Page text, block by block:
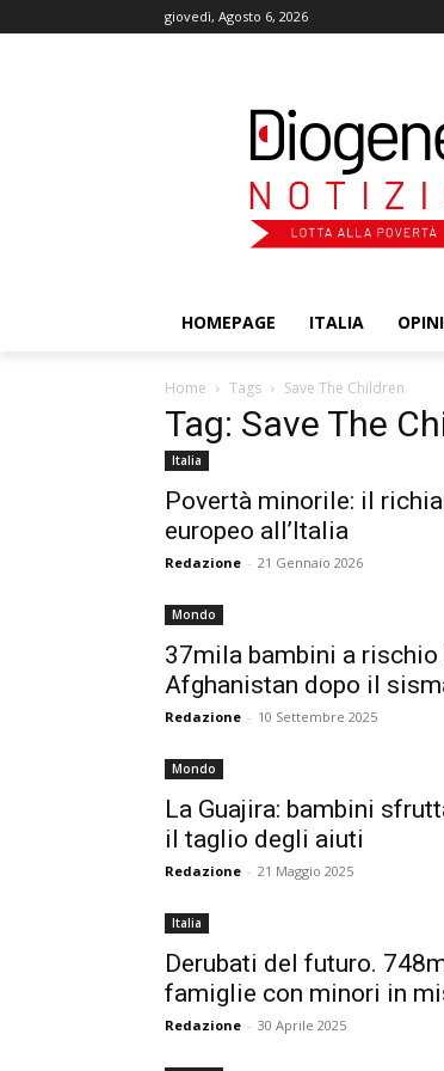
giovedì, Agosto 6, 2026
HOMEPAGE ITALIA
Home Tags Save The Children
Tag: Save The
Italia
Povertà minorile: il
europeo all’Italia
Redazione - 21 Gennaio 2026
Mondo
37mila bambini a rischio
Afghanistan dopo il
Redazione - 10 Settembre 2025
Mondo
La Guajira: bambini
il taglio degli aiuti
Redazione - 21 Maggio 2025
Italia
Derubati del futuro.
famiglie con minori in
Redazione - 30 Aprile 2025